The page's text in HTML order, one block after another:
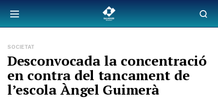
SOCIETAT
Desconvocada la concentració
en contra del tancament de
l’escola Àngel Guimerà